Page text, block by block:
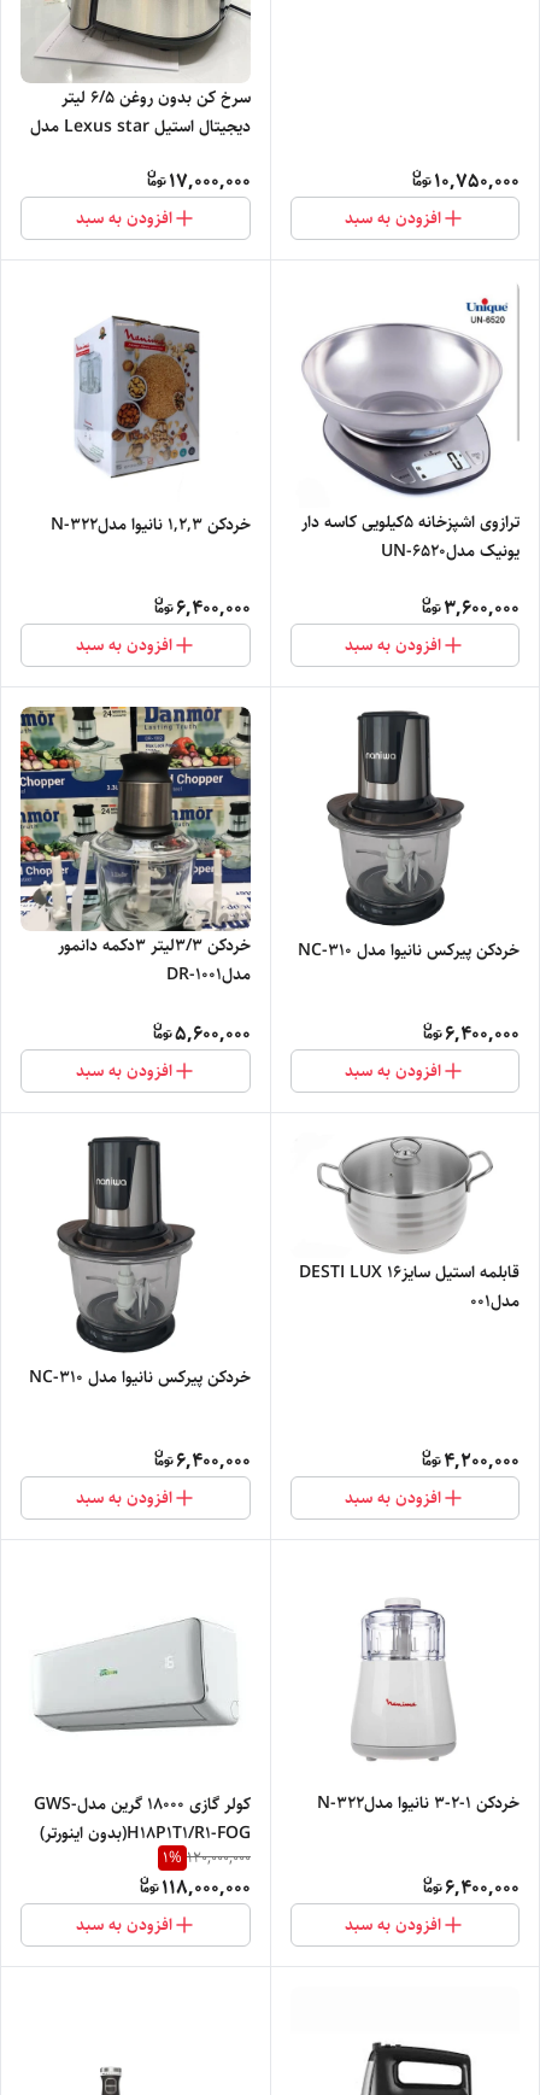
10,750,000
افزودن به سبد
سرخ کن بدون روغن 6/5 لیتر
دیجیتال استیل Lexus star مدل
17,000,000
افزودن به سبد
ترازوی اشپزخانه ۵کیلویی کاسه دار
یونیک مدلUN-6520
3,600,000
افزودن به سبد
خردکن 1,2,3 نانیوا مدلN-322
6,400,000
افزودن به سبد
خردکن پیرکس نانیوا مدل NC-310
6,400,000
افزودن به سبد
خردکن 3/3لیتر ۳دکمه دانمور
مدلDR-1001
5,600,000
افزودن به سبد
قابلمه استیل سایز۱۶ DESTI LUX
مدل۰۰۱
4,200,000
افزودن به سبد
خردکن پیرکس نانیوا مدل NC-310
6,400,000
افزودن به سبد
خردکن ۱-۲-۳ نانیوا مدلN-322
6,400,000
افزودن به سبد
کولر گازی ۱۸۰۰۰ گرین مدلGWS-
H18P1T1/R1-FOG(بدون اینورتر)
120,000,000
1%
118,000,000
افزودن به سبد